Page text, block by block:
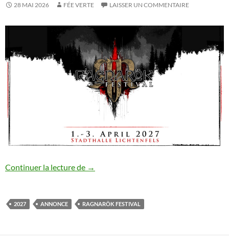
28 MAI 2026 FÉE VERTE LAISSER UN COMMENTAIRE
Continuer la lecture de Ragnarök Festival XXII : annonce #7
→
2027 ANNONCE RAGNARÖK FESTIVAL